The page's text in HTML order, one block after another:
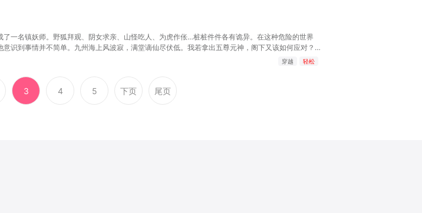
一名镇妖师。野狐拜观、阴女求亲、山怪吃人、为虎作伥…桩桩件件各有诡异。在这种危险的世界
识到事情并不简单。九州海上风波寂，满堂谪仙尽伏低。我若拿出五尊元神，阁下又该如何应对？…
穿越 轻松
3 4 5 下页 尾页